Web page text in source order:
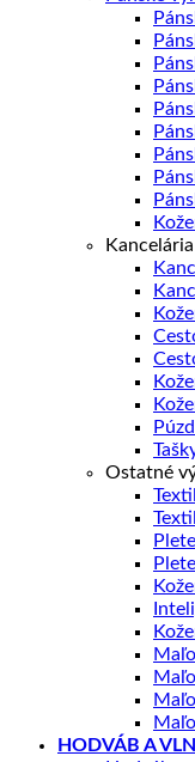
Ostatné
HODVÁB A